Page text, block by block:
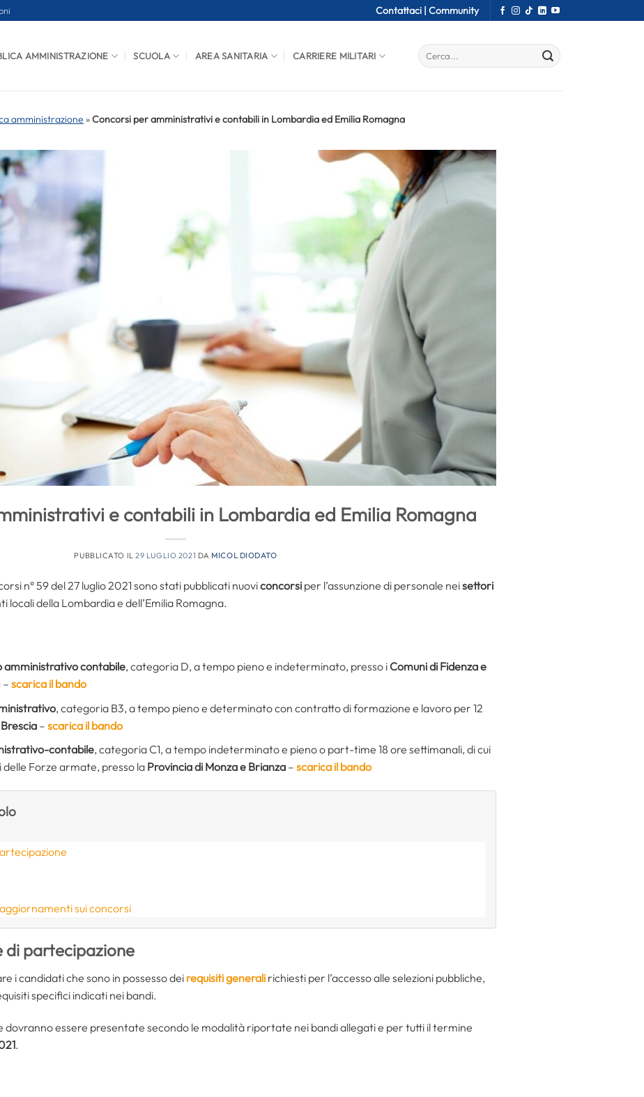
Contattaci | Community
AMMINISTRAZIONE SCUOLA AREA SANITARIA CARRIERE MILITARI
amministrazione »Concorsi per amministrativi e contabili in Lombardia ed Emilia Romagna
e contabili in Lombardia ed Emilia Romagna
PUBBLICATO IL29 LUGLIO 2021 DA MICOL DIODATO
n° 59 del 27 luglio 2021 sono stati pubblicati nuoviconcorsi per l’assunzione di personale neisettori
locali della Lombardia e dell’Emilia Romagna.
amministrativo contabile, categoria D, a tempo pieno e indeterminato, presso i Comuni di Fidenza e
– scarica il bando
, categoria B3, a tempo pieno e determinato con contratto di formazione e lavoro per 12
– scarica il bando
contabile, categoria C1, a tempo indeterminato e pieno o part-time 18 ore settimanali, di cui
Forze armate, presso la Provincia di Monza e Brianza– scarica il bando
sui concorsi
di partecipazione
i candidati che sono in possesso deirequisiti generali richiesti per l’accesso alle selezioni pubbliche,
specifici indicati nei bandi.
dovranno essere presentate secondo le modalità riportate nei bandi allegati e per tutti il termine
.